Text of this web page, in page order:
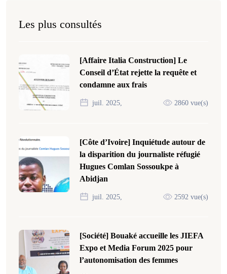
Les plus consultés
[Affaire Italia Construction] Le
Conseil d’État rejette la requête et
condamne aux frais
juil. 2025, 2860 vue(s)
[Côte d’Ivoire] Inquiétude autour de
la disparition du journaliste réfugié
Hugues Comlan Sossoukpe à
Abidjan
juil. 2025, 2592 vue(s)
[Société] Bouaké accueille les JIEFA
Expo et Media Forum 2025 pour
l’autonomisation des femmes